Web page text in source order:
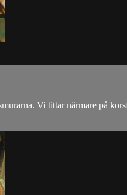
Vi tittar närmare på